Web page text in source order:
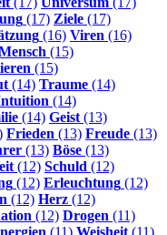
(17) Ziele (17)
(16) Viren (16)
(15)
(15)
(14) Traume (14)
(14)
(14) Geist(13)
Frieden (13) Freude (13)
(13) Böse (13)
(12) Schuld (12)
(12) Erleuchtung (12)
(12) Herz (12)
(12) Drogen (11)